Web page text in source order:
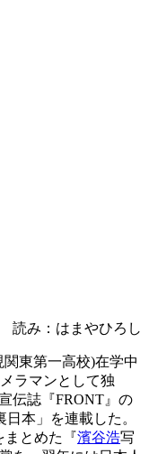
読み：はまやひろし
東第一高校)在学中
ラマンとして独
伝誌『FRONT』の
本」を連載した。
まとめた『濱谷浩写